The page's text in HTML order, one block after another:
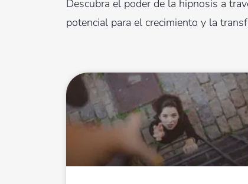
Descubra el poder de la hipnosis a
potencial para el crecimiento y la